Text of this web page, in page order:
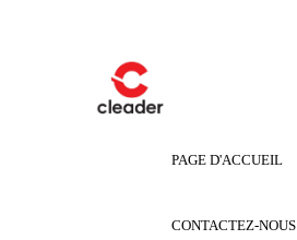
PAGE D'ACCUEIL
CONTACTEZ-NOUS